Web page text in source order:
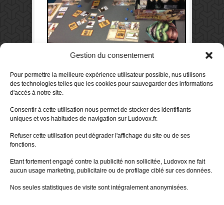
Gestion du consentement
Pour permettre la meilleure expérience utilisateur possible, nus utilisons
des technologies telles que les cookies pour sauvegarder des informations
d'accès à notre site.
Consentir à cette utilisation nous permet de stocker des identifiants
uniques et vos habitudes de navigation sur Ludovox.fr.
Refuser cette utilisation peut dégrader l'affichage du site ou de ses
fonctions.
Etant fortement engagé contre la publicité non sollicitée, Ludovox ne fait
aucun usage marketing, publicitaire ou de profilage ciblé sur ces données.
Nos seules statistiques de visite sont intégralement anonymisées.
Et oui nous ne pouvions pas partir sans
notre boite de Pathfinder JCE.Le jeu
cartonne déjà aux States depuis un
des mois… La voici la voilà en français !
Nous avons déjà fait la première partie du
sympa, mais trop facile. Il va falloir voir ce
qu'il se passe aux niveaux supérieurs !
Un drôle d'accent
Le scorpion masqué !